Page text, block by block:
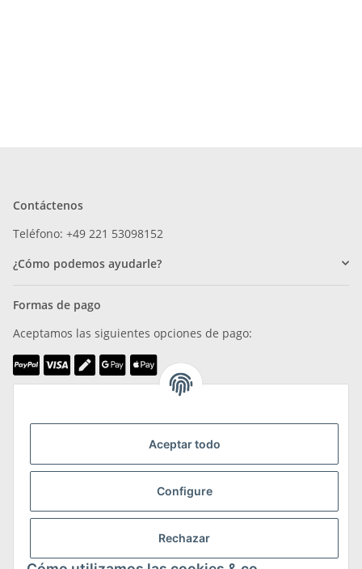
Aceptar todo
Configure
Rechazar
Contáctenos
Teléfono: +49 221 53098152
¿Cómo podemos ayudarle?
Formas de pago
Aceptamos las siguientes opciones de pago:
Transporte y devoluciones